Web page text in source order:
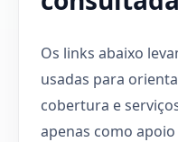
Os links abaixo
usadas para
cobertura e
apenas como